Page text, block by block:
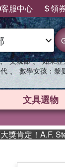
客服中心 領
、 父親節 、 如果
、 數學女孩：黎
文具選物
定！A.F.